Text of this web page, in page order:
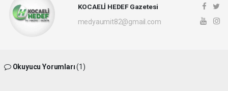
KOCAELİ HEDEF Gazetesi
medyaumit82@gmail.com
Okuyucu Yorumları(1)